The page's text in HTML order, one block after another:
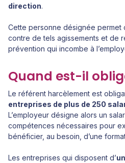
direction.
Cette personne désignée permet
contre de tels agissements et de
prévention qui incombe à
Quand est-il
Le référent harcèlement est
entreprises de plus de 250
L’employeur désigne alors un
compétences nécessaires pour
bénéficier, au besoin, d’une
Les entreprises qui disposent d’